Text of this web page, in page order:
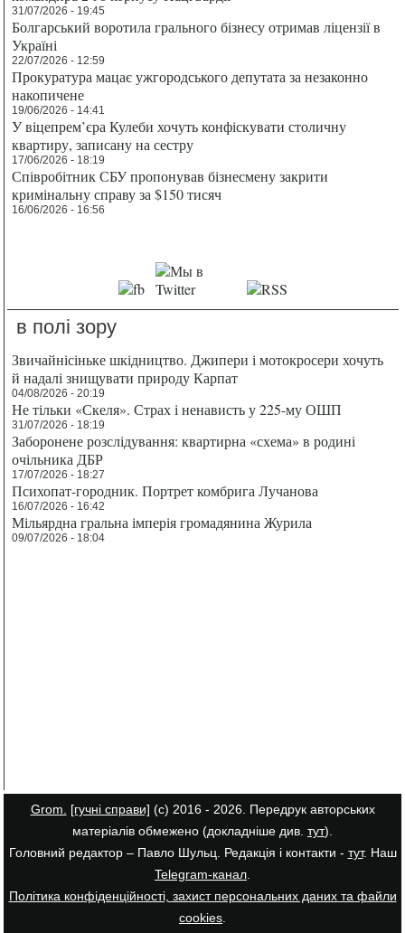
31/07/2026 - 19:45
Болгарський воротила грального бізнесу отримав ліцензії в
Україні
22/07/2026 - 12:59
Прокуратура мацає ужгородського депутата за незаконно
накопичене
19/06/2026 - 14:41
У віцепрем’єра Кулеби хочуть конфіскувати столичну
квартиру, записану на сестру
17/06/2026 - 18:19
Співробітник СБУ пропонував бізнесмену закрити
кримінальну справу за $150 тисяч
16/06/2026 - 16:56
в полі зору
Звичайнісіньке шкідництво. Джипери і мотокросери хочуть
й надалі знищувати природу Карпат
04/08/2026 - 20:19
Не тільки «Скеля». Страх і ненависть у 225-му ОШП
31/07/2026 - 18:19
Заборонене розслідування: квартирна «схема» в родині
очільника ДБР
17/07/2026 - 18:27
Психопат-городник. Портрет комбрига Лучанова
16/07/2026 - 16:42
Мільярдна гральна імперія громадянина Журила
09/07/2026 - 18:04
Grom. [гучні справи] (с) 2016 - 2026. Передрук авторських
матеріалів обмежено (докладніше див. тут).
Головний редактор – Павло Шульц. Редакція і контакти - тут. Наш
Telegram-канал.
Політика конфіденційності, захист персональних даних та файли
cookies.